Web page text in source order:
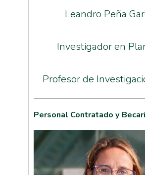
Leandro Peña
Investigador en
Profesor de
Personal Contratado y